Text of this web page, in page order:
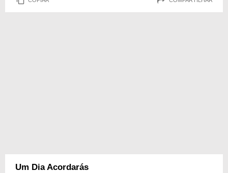
Um Dia Acordarás